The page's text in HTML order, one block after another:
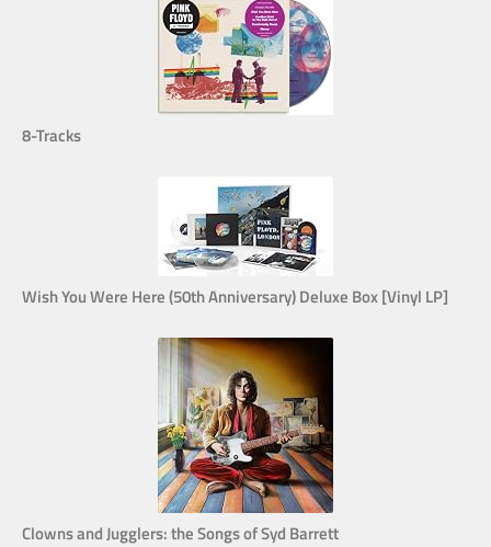
8-Tracks
Wish You Were Here (50th Anniversary) Deluxe Box [Vinyl LP]
Clowns and Jugglers: the Songs of Syd Barrett